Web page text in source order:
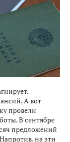
А вот
провели
В сентябре
предложений
на эти